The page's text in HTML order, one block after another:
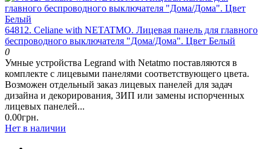
64812. Celiane with NETATMO. Лицевая панель для главного
беспроводного выключателя "Дома/Дома". Цвет Белый
0
Умные устройства Legrand with Netatmo поставляются в
комплекте с лицевыми панелями соответствующего цвета.
Возможен отдельный заказ лицевых панелей для задач
дизайна и декорирования, ЗИП или замены испорченных
лицевых панелей...
0.00грн.
Нет в наличии